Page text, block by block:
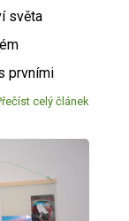
světa
prvními
celý článek